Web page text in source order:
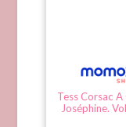
Tess Corsac A
Joséphine.